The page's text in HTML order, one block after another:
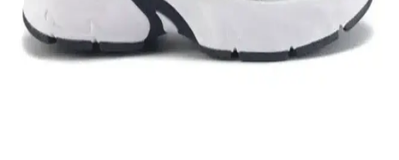
İki popüler spor tacını detaylı karşılaştırıyoruz: dayanıklılık, tasarım
ve kullanıcı memnuniyetine odaklanın.